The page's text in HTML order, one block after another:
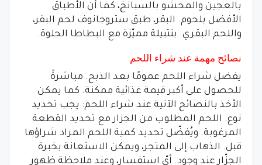
بالعجين والمحشو بالسبانخ، كما أن الأطباق
الأفضل بلحوم. البقر، طبق ستروجانوف لحم البقر،
واللحم البقري. بتتبيلة مميّزة مع البطاطا الحلوة.
نصائح مهمة عند شراء اللحم
يفضل شراء اللحم عمومًا بعد الذبح. مباشرةً
للحصول على أكبر قيمة غذائية ممكنة. كما يمكن
الأخذ بالنصائح الآتية عند شراء اللحم: يجب تحديد
نوع. اللحم المطلوب من الجزار مع تحديد القطعة
المرغوبة. ويُفضّل تحديد كمية اللحم المراد شراؤها
قبل. الذهاب إلى المتجر، ويمكن الاستعانة بخبرة
الجزّار عند وجود. أيّ استفسار، وعند ملاحظة ظهور